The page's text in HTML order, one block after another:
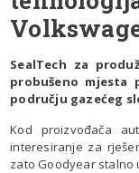
SealTech za
probušeno mjesta
području gazećeg
Kod proizvođača
interesiranje za
zato Goodyear stalno